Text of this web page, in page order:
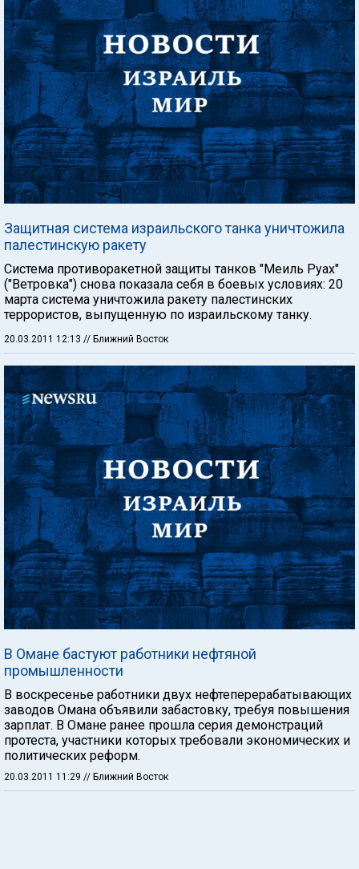
Защитная система израильского танка уничтожила
палестинскую ракету
Система противоракетной защиты танков "Меиль Руах"
("Ветровка") снова показала себя в боевых условиях: 20
марта система уничтожила ракету палестинских
террористов, выпущенную по израильскому танку.
20.03.2011 12:13 // Ближний Восток
В Омане бастуют работники нефтяной
промышленности
В воскресенье работники двух нефтеперерабатывающих
заводов Омана объявили забастовку, требуя повышения
зарплат. В Омане ранее прошла серия демонстраций
протеста, участники которых требовали экономических и
политических реформ.
20.03.2011 11:29 // Ближний Восток